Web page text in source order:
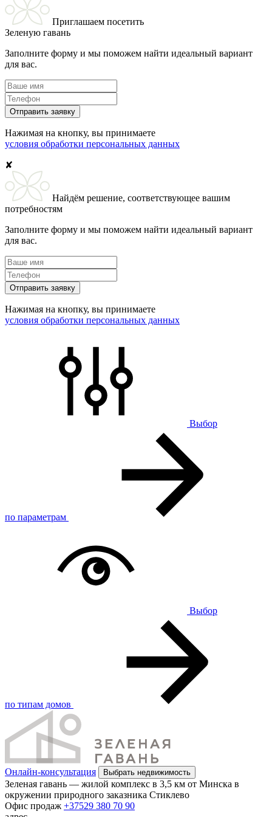
Приглашаем посетить
Зеленую гавань
Заполните форму и мы поможем найти идеальный вариант
для вас.
Отправить заявку
Нажимая на кнопку, вы принимаете
условия обработки персональных данных
✘
Найдём решение, соответствующее вашим
потребностям
Заполните форму и мы поможем найти идеальный вариант
для вас.
Отправить заявку
Нажимая на кнопку, вы принимаете
условия обработки персональных данных
Выбор
по параметрам
Выбор
по типам домов
Онлайн-консультация Выбрать недвижимость
Зеленая гавань — жилой комплекс в 3,5 км от Минска в
окружении природного заказника Стиклево
Офис продаж +37529 380 70 90